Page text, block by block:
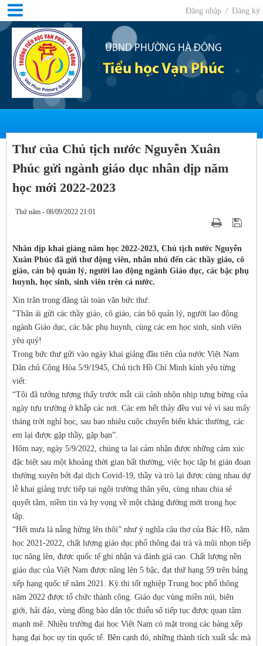
UBND PHƯỜNG HÀ ĐÔNG
Tiểu học Vạn Phúc
Đăng nhập / Đăng ký
Thư của Chủ tịch nước Nguyễn Xuân
Phúc gửi ngành giáo dục nhân dịp năm
học mới 2022-2023
Thứ năm - 08/09/2022 21:01
Nhân dịp khai giảng năm học 2022-2023, Chủ tịch nước Nguyễn
Xuân Phúc đã gửi thư động viên, nhắn nhủ đến các thầy giáo, cô
giáo, cán bộ quản lý, người lao động ngành Giáo dục, các bậc phụ
huynh, học sinh, sinh viên trên cả nước.
Xin trân trọng đăng tải toàn văn bức thư:
"Thân ái gửi các thầy giáo, cô giáo, cán bộ quản lý, người lao động
ngành Giáo dục, các bậc phụ huynh, cùng các em học sinh, sinh viên
yêu quý!
Trong bức thư gửi vào ngày khai giảng đầu tiên của nước Việt Nam
Dân chủ Cộng Hòa 5/9/1945, Chủ tịch Hồ Chí Minh kính yêu từng
viết:
“Tôi đã tưởng tượng thấy trước mắt cái cảnh nhộn nhịp tưng bừng của
ngày tựu trường ở khắp các nơi. Các em hết thảy đều vui vẻ vì sau mấy
tháng trời nghỉ học, sau bao nhiêu cuộc chuyển biến khác thường, các
em lại được gặp thầy, gặp bạn”.
Hôm nay, ngày 5/9/2022, chúng ta lại cảm nhận được những cảm xúc
đặc biệt sau một khoảng thời gian bất thường, việc học tập bị gián đoạn
thường xuyên bởi đại dịch Covid-19, thầy và trò lại được cùng nhau dự
lễ khai giảng trực tiếp tại ngôi trường thân yêu, cùng nhau chia sẻ
quyết tâm, niềm tin và hy vọng về một chặng đường mới trong học
tập.
“Hết mưa là nắng hửng lên thôi” như ý nghĩa câu thơ của Bác Hồ, năm
học 2021-2022, chất lượng giáo dục phổ thông đại trà và mũi nhọn tiếp
tục nâng lên, được quốc tế ghi nhận và đánh giá cao. Chất lượng nền
giáo dục của Việt Nam được nâng lên 5 bậc, đạt thứ hạng 59 trên bảng
xếp hạng quốc tế năm 2021. Kỳ thi tốt nghiệp Trung học phổ thông
năm 2022 được tổ chức thành công. Giáo dục vùng miền núi, biên
giới, hải đảo, vùng đồng bào dân tộc thiểu số tiếp tục được quan tâm
mạnh mẽ. Nhiều trường đại học Việt Nam có mặt trong các bảng xếp
hạng đại học uy tín quốc tế. Bên cạnh đó, những thành tích xuất sắc mà